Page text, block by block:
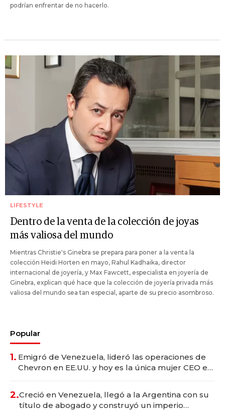
podrían enfrentar de no hacerlo.
LIFESTYLE
Dentro de la venta de la colección de joyas
más valiosa del mundo
Mientras Christie's Ginebra se prepara para poner a la venta la
colección Heidi Horten en mayo, Rahul Kadhaika, director
internacional de joyería, y Max Fawcett, especialista en joyería de
Ginebra, explican qué hace que la colección de joyería privada más
valiosa del mundo sea tan especial, aparte de su precio asombroso.
Popular
1. Emigró de Venezuela, lideró las operaciones de
Chevron en EE.UU. y hoy es la única mujer CEO en
2.Creció en Venezuela, llegó a la Argentina con su
título de abogado y construyó un imperio